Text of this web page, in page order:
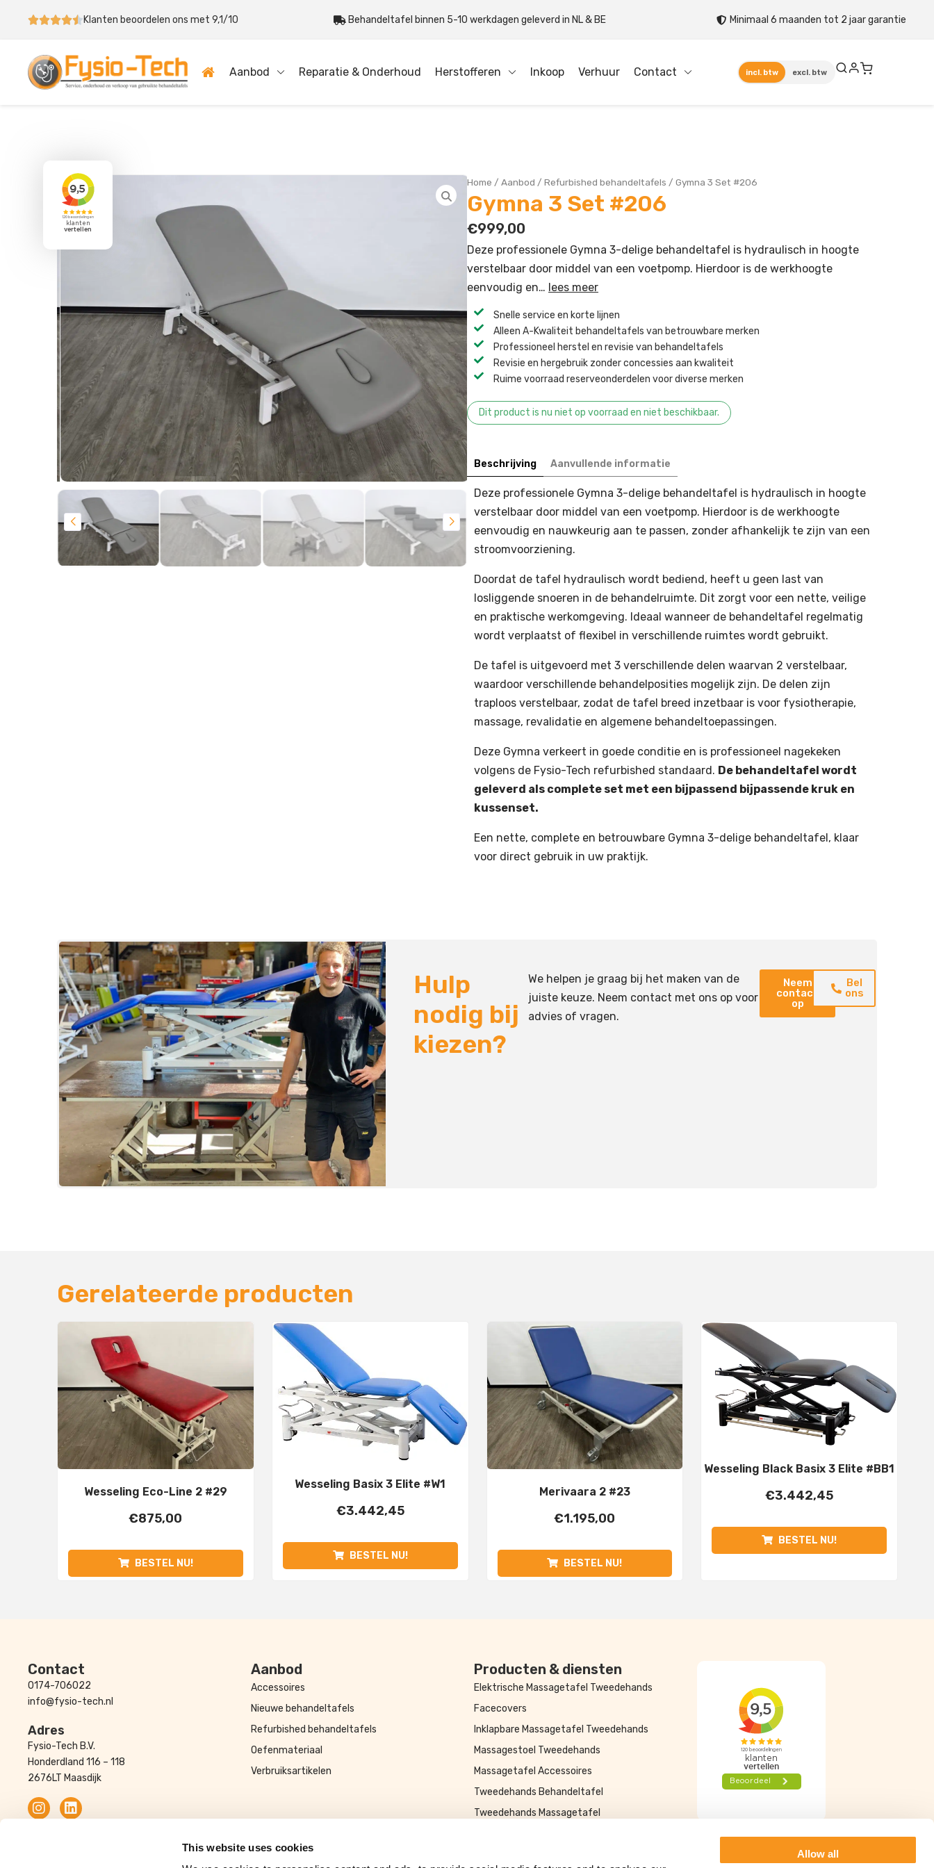
This website uses cookies
Allow all
Klanten beoordelen ons met 9,1/10 Behandeltafel binnen 5-10 werkdagen geleverd in NL & BE Minimaal 6 maanden tot 2 jaar garantie
Aanbod Reparatie & Onderhoud Herstofferen Inkoop Verhuur Contact incl. btw excl. btw
Home / Aanbod / Refurbished behandeltafels / Gymna 3 Set #206
Gymna 3 Set #206
€999,00
Deze professionele Gymna 3-delige behandeltafel is hydraulisch in hoogte
verstelbaar door middel van een voetpomp. Hierdoor is de werkhoogte
eenvoudig en… lees meer
Snelle service en korte lijnen
Alleen A-Kwaliteit behandeltafels van betrouwbare merken
Professioneel herstel en revisie van behandeltafels ​
Revisie en hergebruik zonder concessies aan kwaliteit ​
Ruime voorraad reserveonderdelen voor diverse merken ​
Dit product is nu niet op voorraad en niet beschikbaar.
Beschrijving Aanvullende informatie
Deze professionele Gymna 3-delige behandeltafel is hydraulisch in hoogte
verstelbaar door middel van een voetpomp. Hierdoor is de werkhoogte
eenvoudig en nauwkeurig aan te passen, zonder afhankelijk te zijn van een
stroomvoorziening.
Doordat de tafel hydraulisch wordt bediend, heeft u geen last van
losliggende snoeren in de behandelruimte. Dit zorgt voor een nette, veilige
en praktische werkomgeving. Ideaal wanneer de behandeltafel regelmatig
wordt verplaatst of flexibel in verschillende ruimtes wordt gebruikt.
De tafel is uitgevoerd met 3 verschillende delen waarvan 2 verstelbaar,
waardoor verschillende behandelposities mogelijk zijn. De delen zijn
traploos verstelbaar, zodat de tafel breed inzetbaar is voor fysiotherapie,
massage, revalidatie en algemene behandeltoepassingen.
Deze Gymna verkeert in goede conditie en is professioneel nagekeken
volgens de Fysio-Tech refurbished standaard. De behandeltafel wordt
geleverd als complete set met een bijpassend bijpassende kruk en
kussenset.
Een nette, complete en betrouwbare Gymna 3-delige behandeltafel, klaar
voor direct gebruik in uw praktijk.
Hulp
nodig bij
kiezen?
We helpen je graag bij het maken van de
juiste keuze. Neem contact met ons op voor
advies of vragen.
Neem
contact
op
Bel
ons
Gerelateerde producten
Wesseling Eco-Line 2 #29
€875,00
BESTEL NU!
Wesseling Basix 3 Elite #W1
€3.442,45
BESTEL NU!
Merivaara 2 #23
€1.195,00
BESTEL NU!
Wesseling Black Basix 3 Elite #BB1
€3.442,45
BESTEL NU!
Contact
0174-706022
info@fysio-tech.nl
Adres
Fysio-Tech B.V.
Honderdland 116 – 118
2676LT Maasdijk
Aanbod
Accessoires
Nieuwe behandeltafels
Refurbished behandeltafels
Oefenmateriaal
Verbruiksartikelen
Producten & diensten
Elektrische Massagetafel Tweedehands
Facecovers
Inklapbare Massagetafel Tweedehands
Massagestoel Tweedehands
Massagetafel Accessoires
Tweedehands Behandeltafel
Tweedehands Massagetafel
Privacy Statement